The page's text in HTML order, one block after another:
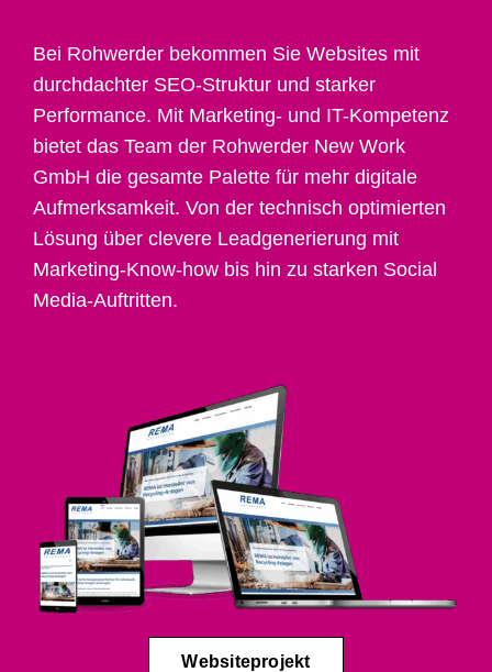
Bei Rohwerder bekommen Sie Websites mit
durchdachter SEO-Struktur und starker
Performance. Mit Marketing- und IT-Kompetenz
bietet das Team der Rohwerder New Work
GmbH die gesamte Palette für mehr digitale
Aufmerksamkeit. Von der technisch optimierten
Lösung über clevere Leadgenerierung mit
Marketing-Know-how bis hin zu starken Social
Media-Auftritten.
Websiteprojekt